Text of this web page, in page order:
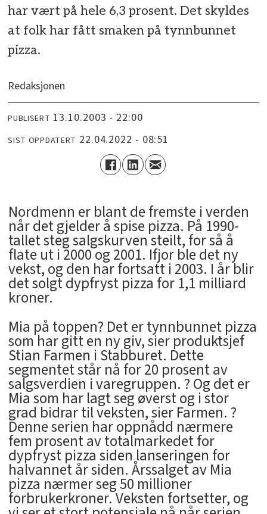
har vært på hele 6,3 prosent. Det skyldes
at folk har fått smaken på tynnbunnet
pizza.
Redaksjonen
PUBLISERT 13.10.2003 - 22:00
SIST OPPDATERT 22.04.2022 - 08:51
Nordmenn er blant de fremste i verden
når det gjelder å spise pizza. På 1990-
tallet steg salgskurven steilt, for så å
flate ut i 2000 og 2001. Ifjor ble det ny
vekst, og den har fortsatt i 2003. I år blir
det solgt dypfryst pizza for 1,1 milliard
kroner.
Mia på toppen? Det er tynnbunnet pizza
som har gitt en ny giv, sier produktsjef
Stian Farmen i Stabburet. Dette
segmentet står nå for 20 prosent av
salgsverdien i varegruppen. ? Og det er
Mia som har lagt seg øverst og i stor
grad bidrar til veksten, sier Farmen. ?
Denne serien har oppnådd nærmere
fem prosent av totalmarkedet for
dypfryst pizza siden lanseringen for
halvannet år siden. Årssalget av Mia
pizza nærmer seg 50 millioner
forbrukerkroner. Veksten fortsetter, og